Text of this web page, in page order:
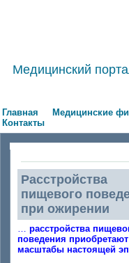
Медицинский
Главная Медицинские
Контакты
Расстройства
пищевого
при ожирении
… расстройства
поведения приобретают
масштабы настоящей